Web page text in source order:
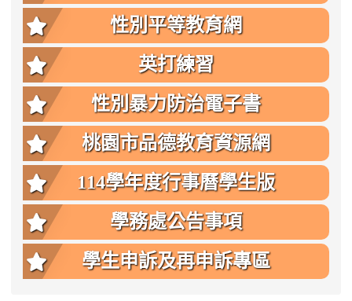
性別平等教育網
英打練習
性別暴力防治電子書
桃園市品德教育資源網
114學年度行事曆學生版
學務處公告事項
學生申訴及再申訴專區